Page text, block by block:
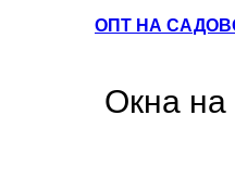
ОПТ НА
Окна